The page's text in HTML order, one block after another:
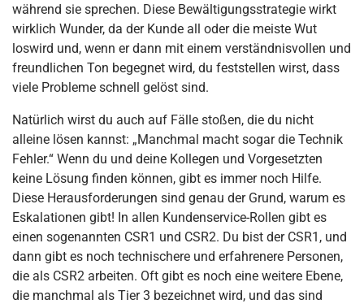
während sie sprechen. Diese Bewältigungsstrategie wirkt
wirklich Wunder, da der Kunde all oder die meiste Wut
loswird und, wenn er dann mit einem verständnisvollen und
freundlichen Ton begegnet wird, du feststellen wirst, dass
viele Probleme schnell gelöst sind.
Natürlich wirst du auch auf Fälle stoßen, die du nicht
alleine lösen kannst: „Manchmal macht sogar die Technik
Fehler.“ Wenn du und deine Kollegen und Vorgesetzten
keine Lösung finden können, gibt es immer noch Hilfe.
Diese Herausforderungen sind genau der Grund, warum es
Eskalationen gibt! In allen Kundenservice-Rollen gibt es
einen sogenannten CSR1 und CSR2. Du bist der CSR1, und
dann gibt es noch technischere und erfahrenere Personen,
die als CSR2 arbeiten. Oft gibt es noch eine weitere Ebene,
die manchmal als Tier 3 bezeichnet wird, und das sind